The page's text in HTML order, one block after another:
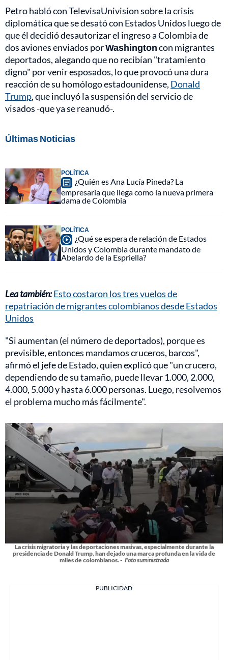
Petro habló con TelevisaUnivision sobre la crisis
diplomática que se desató con Estados Unidos luego de
que él decidió desautorizar el ingreso a Colombia de
dos aviones enviados porWashingtoncon migrantes
deportados, alegando que no recibían "tratamiento
digno" por venir esposados, lo que provocó una dura
reacción de su homólogo estadounidense, Donald
Trump, que incluyó la suspensión del servicio de
visados -que ya se reanudó-.
Últimas Noticias
POLÍTICA
¿Quién es Ana Lucía Pineda? La
empresaria que llega como la nueva primera
dama de Colombia
POLÍTICA
¿Qué se espera de relación de Estados
Unidos y Colombia durante mandato de
Abelardo de la Espriella?
Lea también:Esto costaron los tres vuelos de
repatriación de migrantes colombianos desde Estados
Unidos
"Si aumentan (el número de deportados), porque es
previsible, entonces mandamos cruceros, barcos",
afirmó el jefe de Estado, quien explicó que "un crucero,
dependiendo de su tamaño, puede llevar 1.000, 2.000,
4.000, 5.000 y hasta 6.000 personas. Luego, resolvemos
el problema mucho más fácilmente".
La crisis migratoria y las deportaciones masivas, especialmente durante la
presidencia de Donald Trump, han dejado una marca profunda en la vida de
miles de colombianos. - Foto suministrada
PUBLICIDAD